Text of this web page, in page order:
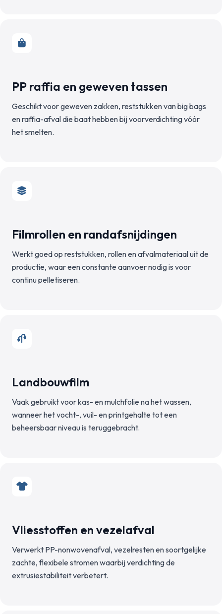
PP raffia en geweven tassen
Geschikt voor geweven zakken, reststukken van big bags
en raffia-afval die baat hebben bij voorverdichting vóór
het smelten.
Filmrollen en randafsnijdingen
Werkt goed op reststukken, rollen en afvalmateriaal uit de
productie, waar een constante aanvoer nodig is voor
continu pelletiseren.
Landbouwfilm
Vaak gebruikt voor kas- en mulchfolie na het wassen,
wanneer het vocht-, vuil- en printgehalte tot een
beheersbaar niveau is teruggebracht.
Vliesstoffen en vezelafval
Verwerkt PP-nonwovenafval, vezelresten en soortgelijke
zachte, flexibele stromen waarbij verdichting de
extrusiestabiliteit verbetert.